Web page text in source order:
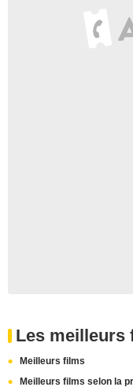
Les meilleurs
Meilleurs films
Meilleurs films selon la